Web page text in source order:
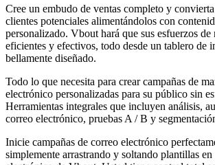
Cree un embudo de ventas completo y
clientes potenciales alimentándolos con
personalizado. Vbout hará que sus esfuerzos de
eficientes y efectivos, todo desde un tablero de
bellamente diseñado.
Todo lo que necesita para crear campañas de
electrónico personalizadas para su público sin
Herramientas integrales que incluyen análisis,
correo electrónico, pruebas A / B y
Inicie campañas de correo electrónico
simplemente arrastrando y soltando plantillas